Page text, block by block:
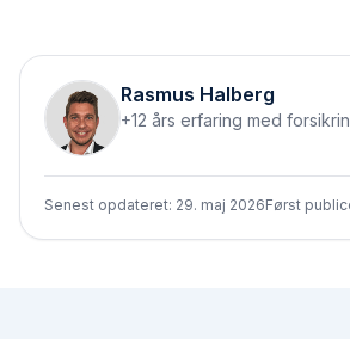
Rasmus Halberg
+12 års erfaring med
Senest opdateret: 29. maj 2026Først